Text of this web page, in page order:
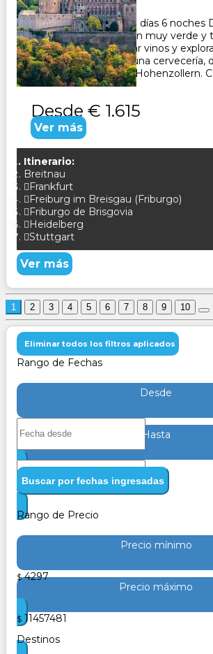
7Días6Noches
Paquete Turístico de 7 días 6 noches
Selva Negra, una región muy verde y
Alsacia podrás degustar vinos y
pintorescos. Visita de una cervecería,
del famoso castillo de Hohenzollern.
Desde € 1.615
Ver más
Itinerario:
Breitnau
Frankfurt
Freiburg im Breisgau (Friburgo)
Friburgo de Brisgovia
Heidelberg
Stuttgart
Ver más
1 2 3 4 5 6 7 8 9 10
Eliminar todos los filtros aplicados
Rango de Fechas
Desde
Hasta
Buscar por fechas ingresadas
Rango de Precio
Precio mínimo
$ 4297
Precio máximo
$ 11457481
Destinos